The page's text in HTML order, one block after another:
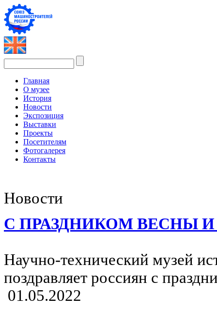
Главная
О музее
История
Новости
Экспозиция
Выставки
Проекты
Посетителям
Фотогалерея
Контакты
Новости
С ПРАЗДНИКОМ ВЕСНЫ И
Научно-технический музей
поздравляет россиян с
01.05.2022